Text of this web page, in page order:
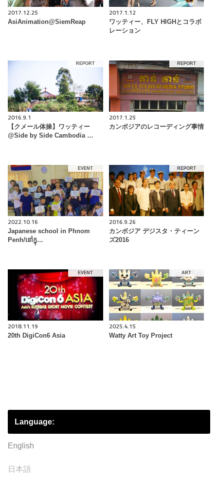
2017.12.25
AsiAnimation@SiemReap
2017.1.12
ワッティー、FLY HIGHとコラボ
レーション
REPORT
2016.9.1
【クメール体操】ワッティー
@Side by Side Cambodia …
REPORT
2017.1.25
カンボジアのレコーディング事情
EVENT
2022.10.16
Japanese school in Phnom
Penh/នៅក្នុ…
REPORT
2016.9.26
カンボジア デジスタ・ティーン
ズ2016
EVENT
2018.11.19
20th DigiCon6 Asia
ART
2025.4.15
Watty Art Toy Project
Language:
English
日本語